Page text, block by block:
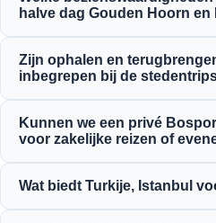
halve dag Gouden Hoorn
de Bosporusbrug, het
moskee, het Rumeli-kasteel en
Zijn ophalen en
inbegrepen bij de
centraal gelegen hotels in
omliggende gebieden.
Kunnen we een privé
voor zakelijke reizen of
reismanagement en biedt op
Wat biedt Turkije, Istanbul